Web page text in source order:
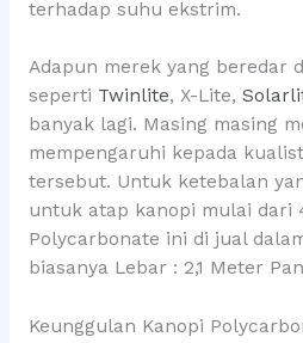
terhadap suhu ekstrim.
Adapun merek yang beredar
seperti Twinlite, X-Lite,
banyak lagi. Masing masing
mempengaruhi kepada
tersebut. Untuk ketebalan
untuk atap kanopi mulai dari
Polycarbonate ini di jual
biasanya Lebar : 2,1 Meter
Keunggulan Kanopi